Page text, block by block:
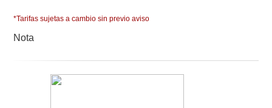
*Tarifas sujetas a cambio sin previo aviso
Nota